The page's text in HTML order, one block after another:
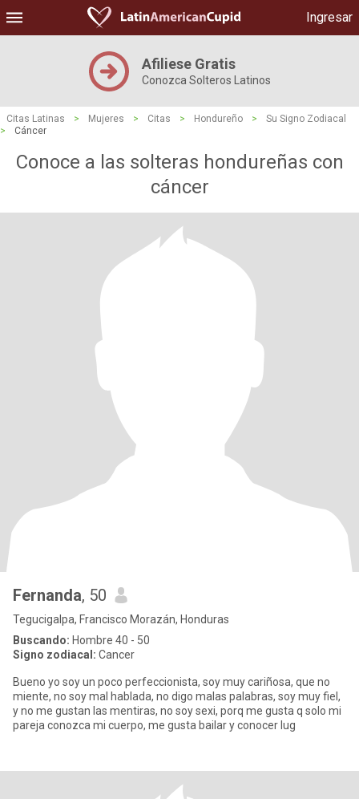
Ingresar
Afiliese Gratis
Conozca Solteros Latinos
Citas Latinas > Mujeres > Citas > Hondureño >
Su Signo Zodiacal
>
Cáncer
Conoce a las solteras hondureñas con
cáncer
Fernanda, 50
Tegucigalpa, Francisco Morazán, Honduras
Buscando: Hombre 40 - 50
Signo zodiacal: Cancer
Bueno yo soy un poco perfeccionista, soy muy cariñosa, que no
miente, no soy mal hablada, no digo malas palabras, soy muy fiel,
y no me gustan las mentiras, no soy sexi, porq me gusta q solo mi
pareja conozca mi cuerpo, me gusta bailar y conocer lug